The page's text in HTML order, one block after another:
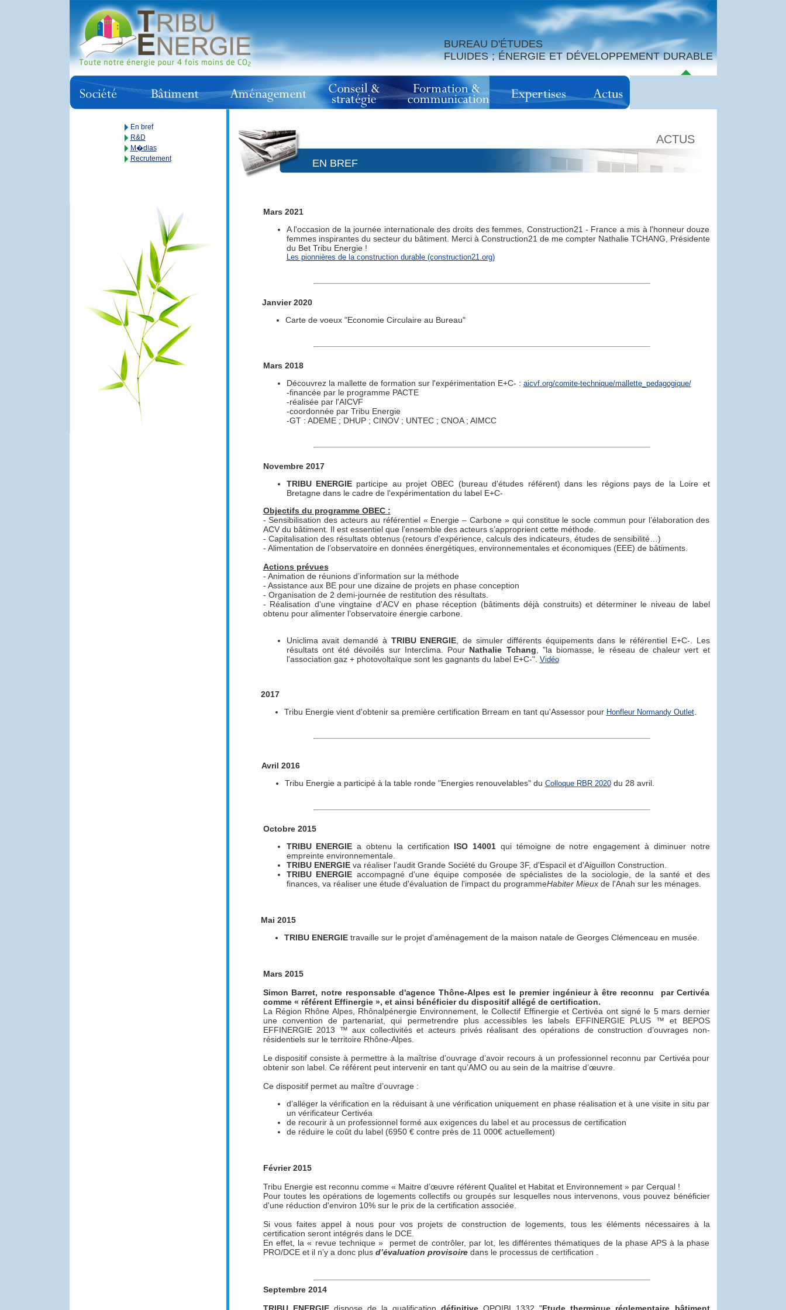
BUREAU D'ÉTUDES
FLUIDES ; ÉNERGIE ET DÉVELOPPEMENT DURABLE
En bref
R&D
M�dias
Recrutement
ACTUS
EN BREF
Mars 2021
A l'occasion de la journée internationale des droits des femmes, Construction21 - France a mis à l'honneur douze
femmes inspirantes du secteur du bâtiment. Merci à Construction21 de me compter Nathalie TCHANG, Présidente
du Bet Tribu Energie !
Les pionnières de la construction durable (construction21.org)
Janvier 2020
Carte de voeux "Economie Circulaire au Bureau"
Mars 2018
Découvrez la mallette de formation sur l'expérimentation E+C- : aicvf.org/comite-technique/mallette_pedagogique/
-financée par le programme PACTE
-réalisée par l'AICVF
-coordonnée par Tribu Energie
-GT : ADEME ; DHUP ; CINOV ; UNTEC ; CNOA ; AIMCC
Novembre 2017
TRIBU ENERGIE participe au projet OBEC (bureau d'études référent) dans les régions pays de la Loire et
Bretagne dans le cadre de l'expérimentation du label E+C-
Objectifs du programme OBEC :
- Sensibilisation des acteurs au référentiel « Energie – Carbone » qui constitue le socle commun pour l’élaboration des
ACV du bâtiment. Il est essentiel que l’ensemble des acteurs s’approprient cette méthode.
- Capitalisation des résultats obtenus (retours d’expérience, calculs des indicateurs, études de sensibilité…)
- Alimentation de l’observatoire en données énergétiques, environnementales et économiques (EEE) de bâtiments.
Actions prévues
- Animation de réunions d’information sur la méthode
- Assistance aux BE pour une dizaine de projets en phase conception
- Organisation de 2 demi-journée de restitution des résultats.
- Réalisation d'une vingtaine d'ACV en phase réception (bâtiments déjà construits) et déterminer le niveau de label
obtenu pour alimenter l’observatoire énergie carbone.
Uniclima avait demandé à TRIBU ENERGIE , de simuler différents équipements dans le référentiel E+C-. Les
résultats ont été dévoilés sur Interclima. Pour Nathalie Tchang , "la biomasse, le réseau de chaleur vert et
l'association gaz + photovoltaïque sont les gagnants du label E+C-". Vidéo
2017
Tribu Energie vient d'obtenir sa première certification Brream en tant qu'Assessor pour Honfleur Normandy Outlet.
Avril 2016
Tribu Energie a participé à la table ronde "Energies renouvelables" du Colloque RBR 2020du 28 avril.
Octobre 2015
TRIBU ENERGIE a obtenu la certification ISO 14001 qui témoigne de notre engagement à diminuer notre
empreinte environnementale.
TRIBU ENERGIE va réaliser l'audit Grande Société du Groupe 3F, d'Espacil et d'Aiguillon Construction.
TRIBU ENERGIE accompagné d'une équipe composée de spécialistes de la sociologie, de la santé et des
finances, va réaliser une étude d'évaluation de l'impact du programmeHabiter Mieuxde l'Anah sur les ménages.
Mai 2015
TRIBU ENERGIE travaille sur le projet d'aménagement de la maison natale de Georges Clémenceau en musée.
Mars 2015
Simon Barret, notre responsable d'agence Thône-Alpes est le premier ingénieur à être reconnu par Certivéa
comme « référent Effinergie », et ainsi bénéficier du dispositif allégé de certification.
La Région Rhône Alpes, Rhônalpénergie Environnement, le Collectif Effinergie et Certivéa ont signé le 5 mars dernier
une convention de partenariat, qui permetrendre plus accessibles les labels EFFINERGIE PLUS ™ et BEPOS
EFFINERGIE 2013 ™ aux collectivités et acteurs privés réalisant des opérations de construction d’ouvrages non-
résidentiels sur le territoire Rhône-Alpes.
Le dispositif consiste à permettre à la maîtrise d’ouvrage d’avoir recours à un professionnel reconnu par Certivéa pour
obtenir son label. Ce référent peut intervenir en tant qu’AMO ou au sein de la maitrise d’œuvre.
Ce dispositif permet au maître d’ouvrage :
d’alléger la vérification en la réduisant à une vérification uniquement en phase réalisation et à une visite in situ par
un vérificateur Certivéa
de recourir à un professionnel formé aux exigences du label et au processus de certification
de réduire le coût du label (6950 € contre près de 11 000€ actuellement)
Février 2015
Tribu Energie est reconnu comme « Maitre d’œuvre référent Qualitel et Habitat et Environnement » par Cerqual !
Pour toutes les opérations de logements collectifs ou groupés sur lesquelles nous intervenons, vous pouvez bénéficier
d'une réduction d'environ 10% sur le prix de la certification associée.
Si vous faites appel à nous pour vos projets de construction de logements, tous les éléments nécessaires à la
certification seront intégrés dans le DCE.
En effet, la « revue technique » permet de contrôler, par lot, les différentes thématiques de la phase APS à la phase
PRO/DCE et il n’y a donc plus d’évaluation provisoire dans le processus de certification .
Septembre 2014